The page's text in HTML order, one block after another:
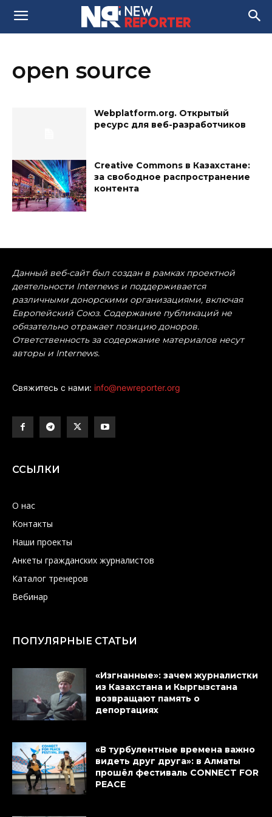
open source
Webplatform.org. Открытый
ресурс для веб-разработчиков
Creative Commons в Казахстане:
за свободное распространение
контента
Данный веб-сайт был создан в рамках проектной
деятельности Internews и поддерживается
различными донорскими организациями, включая
Европейский Союз. Содержание публикаций не
обязательно отражает позицию доноров.
Ответственность за содержание материалов несут
авторы и Internews.
Свяжитесь с нами: info@newreporter.org
ССЫЛКИ
О нас
Контакты
Наши проекты
Анкеты гражданских журналистов
Каталог тренеров
Вебинар
ПОПУЛЯРНЫЕ СТАТЬИ
«Изгнанные»: зачем журналистки
из Казахстана и Кыргызстана
возвращают память о
депортациях
«В турбулентные времена важно
видеть друг друга»: в Алматы
прошёл фестиваль CONNECT FOR
PEACE